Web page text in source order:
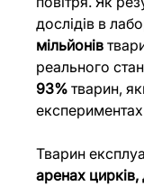
дослідів в
мільйонів
реального
93% тварин,
Тварин
аренах цирків,